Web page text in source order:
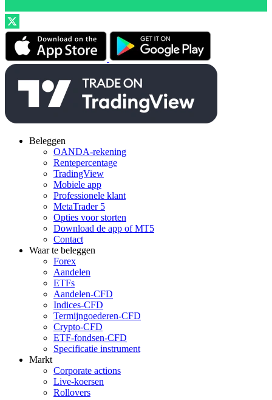
Beleggen
OANDA-rekening
Rentepercentage
TradingView
Mobiele app
Professionele klant
MetaTrader 5
Opties voor storten
Download de app of MT5
Contact
Waar te beleggen
Forex
Aandelen
ETFs
Aandelen-CFD
Indices-CFD
Termijngoederen-CFD
Crypto-CFD
ETF-fondsen-CFD
Specificatie instrument
Markt
Corporate actions
Live-koersen
Rollovers